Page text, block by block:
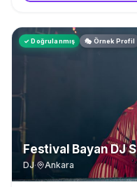
✓ Doğrulanmış 🎭 Örnek Profil
Festival Bayan DJ
DJ· Ankara